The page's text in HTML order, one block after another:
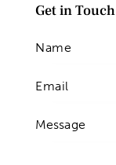
Get in Touch